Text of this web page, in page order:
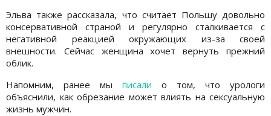
Эльва также рассказала, что считает Польшу довольно
консервативной страной и регулярно сталкивается с
негативной реакцией окружающих из-за своей
внешности. Сейчас женщина хочет вернуть прежний
облик.
Напомним, ранее мы писали о том, что урологи
объяснили, как обрезание может влиять на сексуальную
жизнь мужчин.